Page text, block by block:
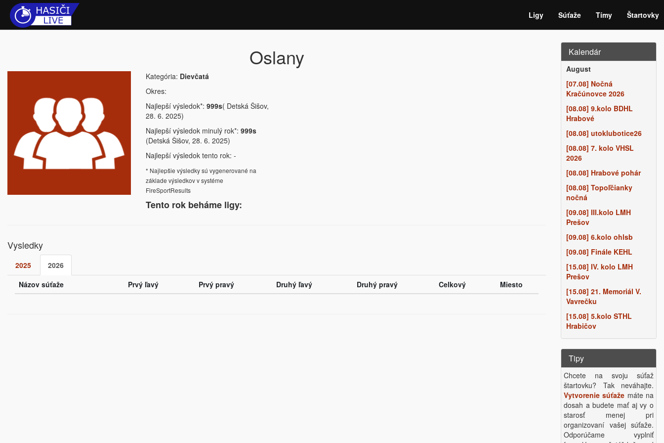
Ligy Súťaže Tímy Štartovky
Oslany
Kategória: Dievčatá
Okres:
Najlepší výsledok*: 999s( Detská Šišov,
28. 6. 2025)
Najlepší výsledok minulý rok*: 999s
(Detská Šišov, 28. 6. 2025)
Najlepší výsledok tento rok: -
* Najlepšie výsledky sú vygenerované na
základe výsledkov v systéme
FireSportResults
Tento rok beháme ligy:
Vysledky
2025
2026
Názov súťaže
Prvý ľavý Prvý pravý Druhý ľavý Druhý pravý Celkový Miesto
Kalendár
August
[07.08] Nočná
Kračúnovce 2026
[08.08] 9.kolo BDHL
Hrabové
[08.08] utoklubotice26
[08.08] 7. kolo VHSL
2026
[08.08] Hrabové pohár
[08.08] Topoľčianky
nočná
[09.08] III.kolo LMH
Prešov
[09.08] 6.kolo ohlsb
[09.08] Finále KEHL
[15.08] IV. kolo LMH
Prešov
[15.08] 21. Memoriál V.
Vavrečku
[15.08] 5.kolo STHL
Hrabičov
Tipy
Chcete na svoju súťaž
štartovku? Tak neváhajte.
Vytvorenie súťaže máte na
dosah a budete mať aj vy o
starosť menej pri
organizovaní vašej súťaže.
Odporúčame vyplniť